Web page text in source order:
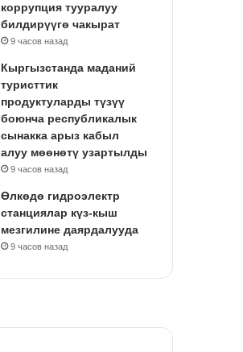
коррупция тууралуу
билдирүүгө чакырат
9 часов назад
Кыргызстанда маданий
туристтик
продуктуларды түзүү
боюнча республикалык
сынакка арыз кабыл
алуу мөөнөтү узартылды
9 часов назад
Өлкөдө гидроэлектр
станциялар күз-кыш
мезгилине даярдалууда
9 часов назад